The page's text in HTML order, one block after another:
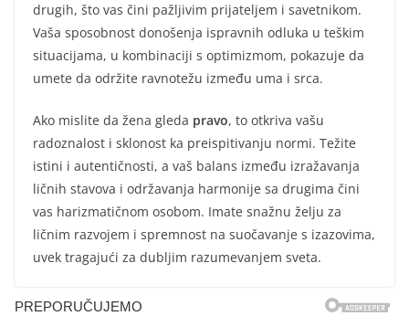
drugih, što vas čini pažljivim prijateljem i savetnikom.
Vaša sposobnost donošenja ispravnih odluka u teškim
situacijama, u kombinaciji s optimizmom, pokazuje da
umete da održite ravnotežu između uma i srca.
Ako mislite da žena gleda pravo, to otkriva vašu
radoznalost i sklonost ka preispitivanju normi. Težite
istini i autentičnosti, a vaš balans između izražavanja
ličnih stavova i održavanja harmonije sa drugima čini
vas harizmatičnom osobom. Imate snažnu želju za
ličnim razvojem i spremnost na suočavanje s izazovima,
uvek tragajući za dubljim razumevanjem sveta.